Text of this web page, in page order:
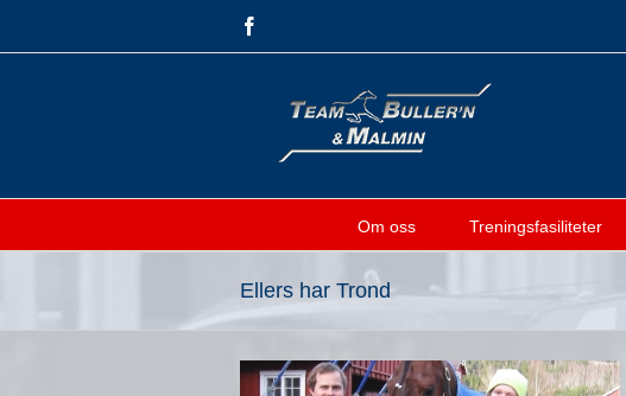
content
Om oss Treningsfasiliteter
Ellers har Trond